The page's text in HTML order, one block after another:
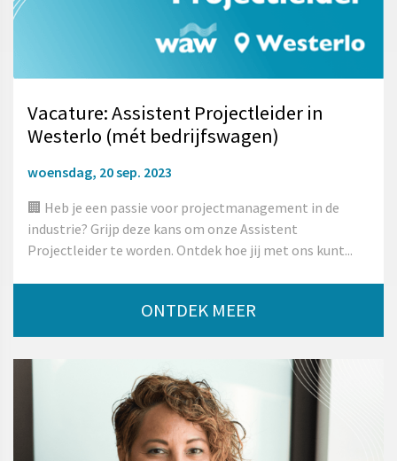
Vacature: Assistent Projectleider in
Westerlo (mét bedrijfswagen)
woensdag, 20 sep. 2023
🏢 Heb je een passie voor projectmanagement in de
industrie? Grijp deze kans om onze Assistent
Projectleider te worden. Ontdek hoe jij met ons kunt...
ONTDEK MEER